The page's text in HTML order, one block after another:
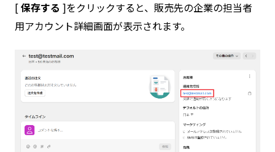
[保存する ]をクリックすると、販売先の企業の担当者
用アカウント詳細画面が表示されます。